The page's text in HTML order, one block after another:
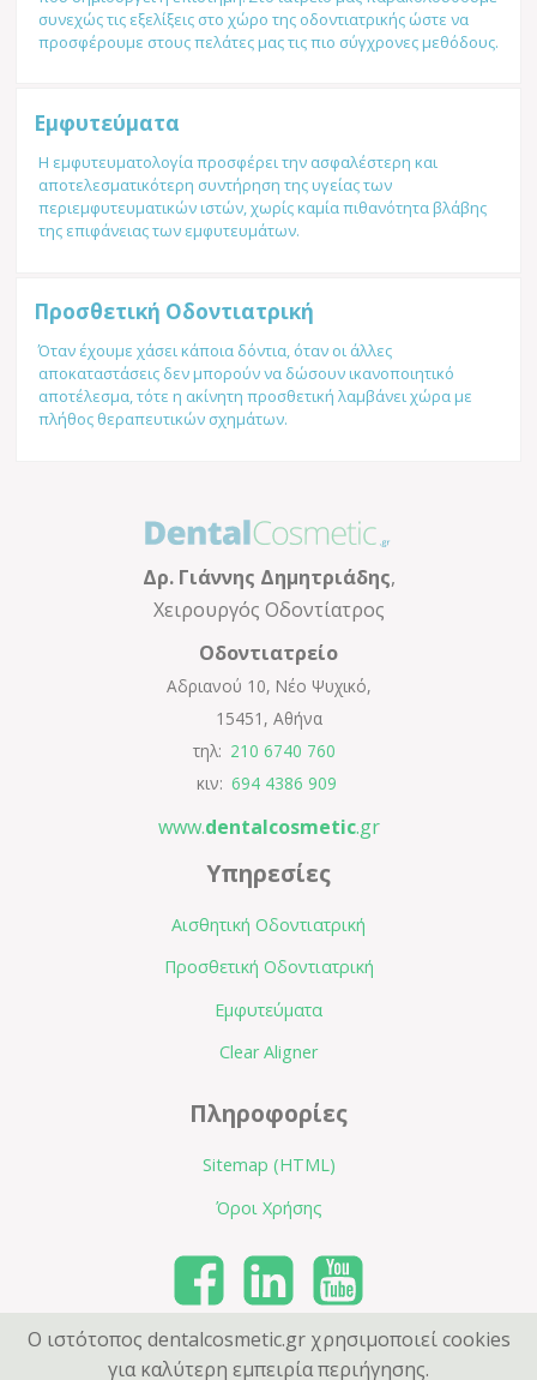
συνεχώς τις εξελίξεις στο χώρο της οδοντιατρικής ώστε να
προσφέρουμε στους πελάτες μας τις πιο σύγχρονες μεθόδους.
Εμφυτεύματα
Η εμφυτευματολογία προσφέρει την ασφαλέστερη και
αποτελεσματικότερη συντήρηση της υγείας των
περιεμφυτευματικών ιστών, χωρίς καμία πιθανότητα βλάβης
της επιφάνειας των εμφυτευμάτων.
Προσθετική Οδοντιατρική
Όταν έχουμε χάσει κάποια δόντια, όταν οι άλλες
αποκαταστάσεις δεν μπορούν να δώσουν ικανοποιητικό
αποτέλεσμα, τότε η ακίνητη προσθετική λαμβάνει χώρα με
πλήθος θεραπευτικών σχημάτων.
Δρ. Γιάννης Δημητριάδης,
Χειρουργός Οδοντίατρος
Οδοντιατρείο
Αδριανού 10, Νέο Ψυχικό,
15451 , Αθήνα
τηλ: 210 6740 760
κιν: 694 4386 909
www.dentalcosmetic.gr
Υπηρεσίες
Αισθητική Οδοντιατρική
Προσθετική Οδοντιατρική
Εμφυτεύματα
Clear Aligner
Πληροφορίες
Sitemap (HTML)
Όροι Χρήσης
Copyright © 2015 - 2022
Ο ιστότοπος dentalcosmetic.gr χρησιμοποιεί cookies
για καλύτερη εμπειρία περιήγησης.